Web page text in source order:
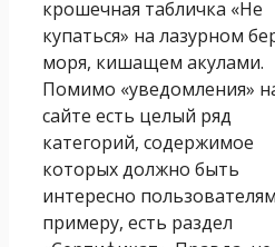
крошечная табличка «Не
купаться» на лазурном
моря, кишащем акулами.
Помимо «уведомления»
сайте есть целый ряд
категорий, содержимое
которых должно быть
интересно
примеру, есть раздел